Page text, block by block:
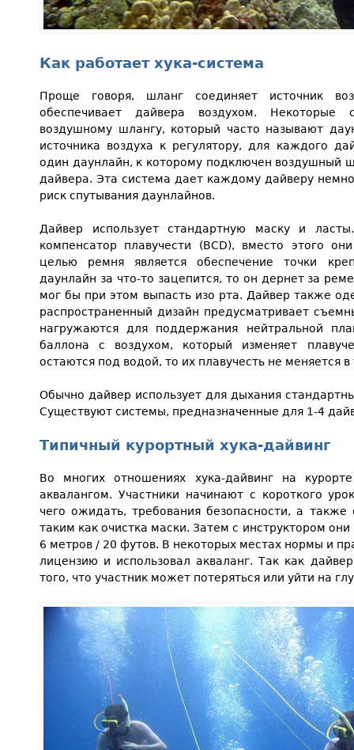
Как работает хука-система
Проще говоря, шланг соединяет источник
обеспечивает дайвера воздухом.
воздушному шлангу, который часто называют
источника воздуха к регулятору, для каждого
один даунлайн, к которому подключен воздушный
дайвера. Эта система дает каждому дайверу
риск спутывания даунлайнов.
Дайвер использует стандартную маску и
компенсатор плавучести (BCD), вместо этого
целью ремня является обеспечение точки
даунлайн за что-то зацепится, то он дернет за
мог бы при этом выпасть изо рта. Дайвер также
распространенный дизайн предусматривает
нагружаются для поддержания нейтральной
баллона с воздухом, который изменяет
остаются под водой, то их плавучесть не меняется
Обычно дайвер использует для дыхания
Существуют системы, предназначенные для 1-4
Типичный курортный хука-дайвинг
Во многих отношениях хука-дайвинг на
аквалангом. Участники начинают с короткого
чего ожидать, требования безопасности, а
таким как очистка маски. Затем с инструктором
6 метров / 20 футов. В некоторых местах нормы и
лицензию и использовал акваланг. Так как
того, что участник может потеряться или уйти на